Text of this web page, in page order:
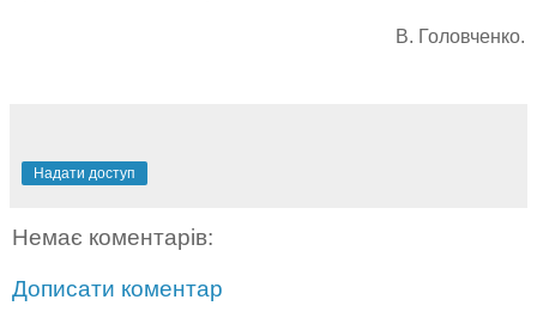
В. Головченко.
Надати доступ
Немає коментарів:
Дописати коментар